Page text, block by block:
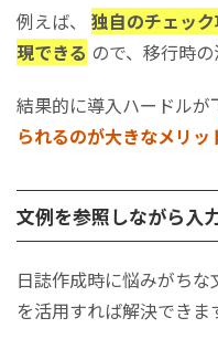
例えば、 独自のチェッ
現できる ので、移行時
結果的に導入ハードルが
られるのが大きなメリッ
文例を参照しながら入
日誌作成時に悩みがち
を活用すれば解決できま